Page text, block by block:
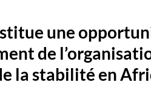
une
de
la stabilité en